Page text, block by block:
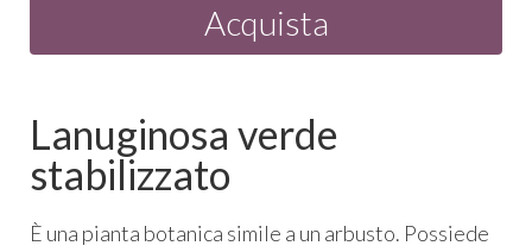
Acquista
Lanuginosa verde
stabilizzato
È una pianta botanica simile a un arbusto. Possiede